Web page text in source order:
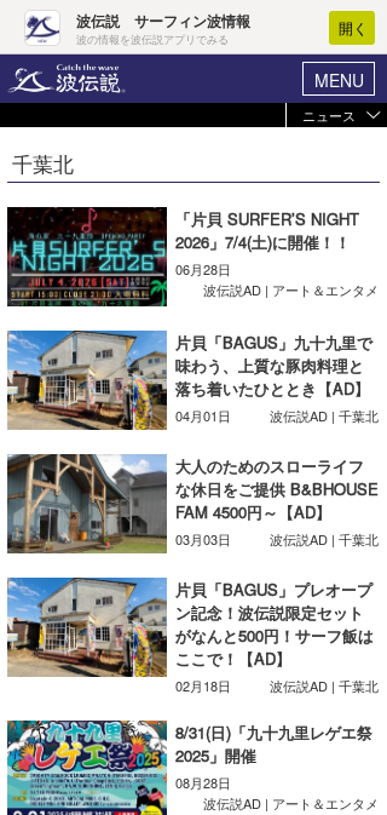
波伝説 サーフィン波情報
波の情報を波伝説アプリでみる
開く
MENU
ヘルプ マイホーム
ログイン
新規会員登録
波情報･概況
WAVE HUNTER波予想ツール
気象情報
ニュース
サーフィンエリアガイド
会員メニュー
千葉北
「片貝 SURFER’S NIGHT
2026」7/4(土)に開催！！
06月28日
波伝説AD | アート＆エンタメ
片貝「BAGUS」九十九里で
味わう、上質な豚肉料理と
落ち着いたひととき【AD】
04月01日 波伝説AD | 千葉北
大人のためのスローライフ
な休日をご提供 B&BHOUSE
FAM 4500円～【AD】
03月03日 波伝説AD | 千葉北
片貝「BAGUS」プレオープ
ン記念！波伝説限定セット
がなんと500円！サーフ飯は
ここで！【AD】
02月18日 波伝説AD | 千葉北
8/31(日)「九十九里レゲエ祭
2025」開催
08月28日
波伝説AD | アート＆エンタメ
ニュース
Core Surf Japan
コンテスト
ファッション/グッズ
アート＆エンタメ
コラム
トラベル
ショップ情報
ショップ情報
湘南
千葉北
伊豆
大阪
四国
ウラナミ
その他
ルール＆How to
サーファーズ